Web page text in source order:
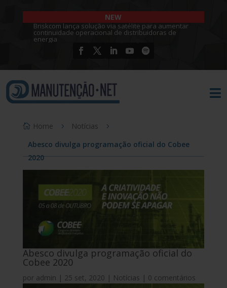
NEW
Briskcom lança solução via satélite para aumentar
continuidade operacional de distribuidoras de
energia

Home
Notícias
Abesco divulga programação oficial do Cobee
2020
Abesco divulga programação oficial do
Cobee 2020
por admin | 25 set, 2020 | Notícias | 0 comentários